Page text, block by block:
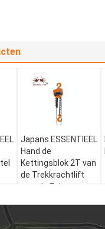
Japans ESSENTIEEL
Hand de
Kettingsblok 2T van
de Trekkrachtlift
met de Enige
Duits-Kwaliteit